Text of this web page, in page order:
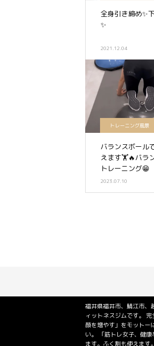
全身引き締め✨
✨
2021.12.04
トレーニング風景
バランスボール
えます🏋️🔥バラ
トレーニング😁
2023.07.10
福井県福井市、鯖江市、
ィットネスジムです。
顔を増やす」をモットー
い。 「筋トレ女子、健
ます。ふく割も使えます。